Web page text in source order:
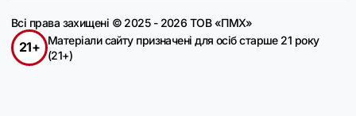
Всі права захищені © 2025 - 2026 ТОВ «ПМХ»
21+
Матеріали сайту призначені для осіб старше 21 року
(21+)